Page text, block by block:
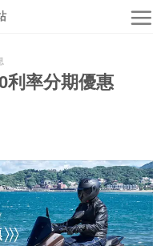
利率分期優惠